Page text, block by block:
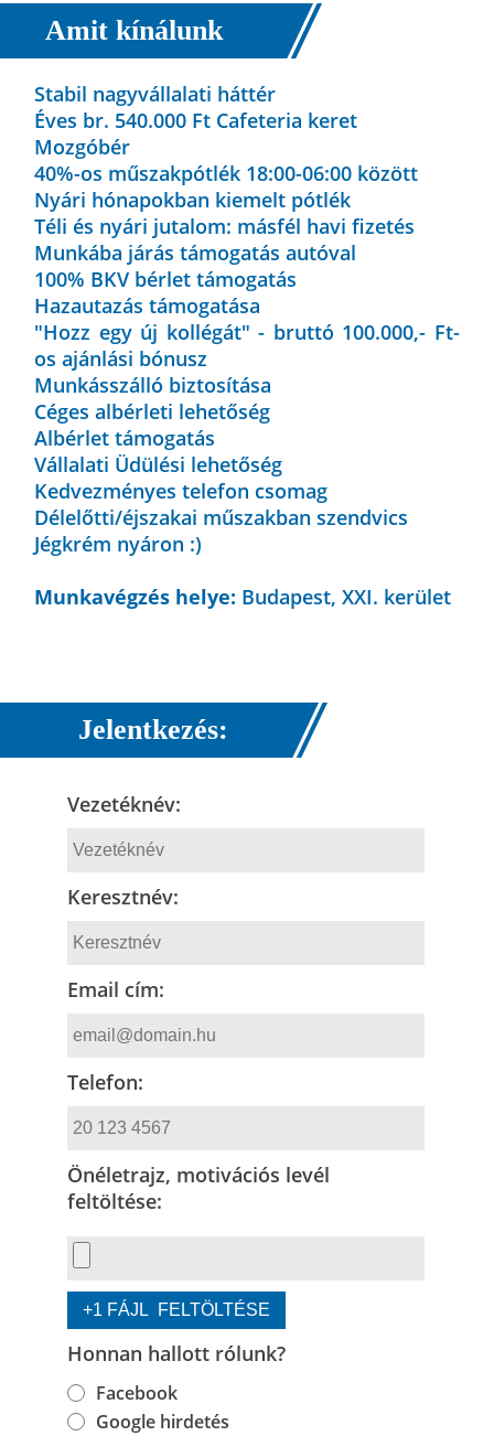
Amit kínálunk
Stabil nagyvállalati háttér
Éves br. 540.000 Ft Cafeteria keret
Mozgóbér
40%-os műszakpótlék 18:00-06:00 között
Nyári hónapokban kiemelt pótlék
Téli és nyári jutalom: másfél havi fizetés
Munkába járás támogatás autóval
100% BKV bérlet támogatás
Hazautazás támogatása
"Hozz egy új kollégát" - bruttó 100.000,- Ft-
os ajánlási bónusz
Munkásszálló biztosítása
Céges albérleti lehetőség
Albérlet támogatás
Vállalati Üdülési lehetőség
Kedvezményes telefon csomag
Délelőtti/éjszakai műszakban szendvics
Jégkrém nyáron :)
Munkavégzés helye: Budapest, XXI. kerület
Jelentkezés:
Vezetéknév:
Keresztnév:
Email cím:
Telefon:
Önéletrajz, motivációs levél
feltöltése:
Honnan hallott rólunk?
Facebook
Google hirdetés